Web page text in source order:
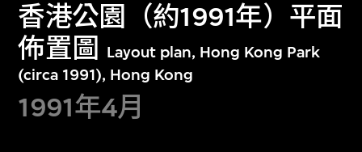
香港公園（約1991年）平面
佈置圖
Layout plan, Hong Kong Park
(circa 1991), Hong Kong
1991年4月